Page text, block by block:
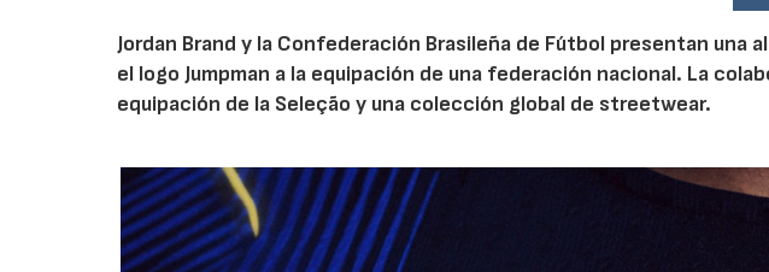
Jordan Brand y la Confederación Brasileña de Fútbol presentan una
el logo Jumpman a la equipación de una federación nacional. La
equipación de la Seleção y una colección global de streetwear.